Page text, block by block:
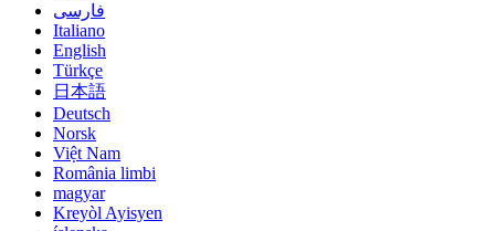
فارسی
Italiano
English
Türkçe
日本語
Deutsch
Norsk
Việt Nam
România limbi
magyar
Kreyòl Ayisyen